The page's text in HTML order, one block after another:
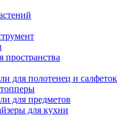
пространства
для полотенец и салфеток
для предметов
для кухни